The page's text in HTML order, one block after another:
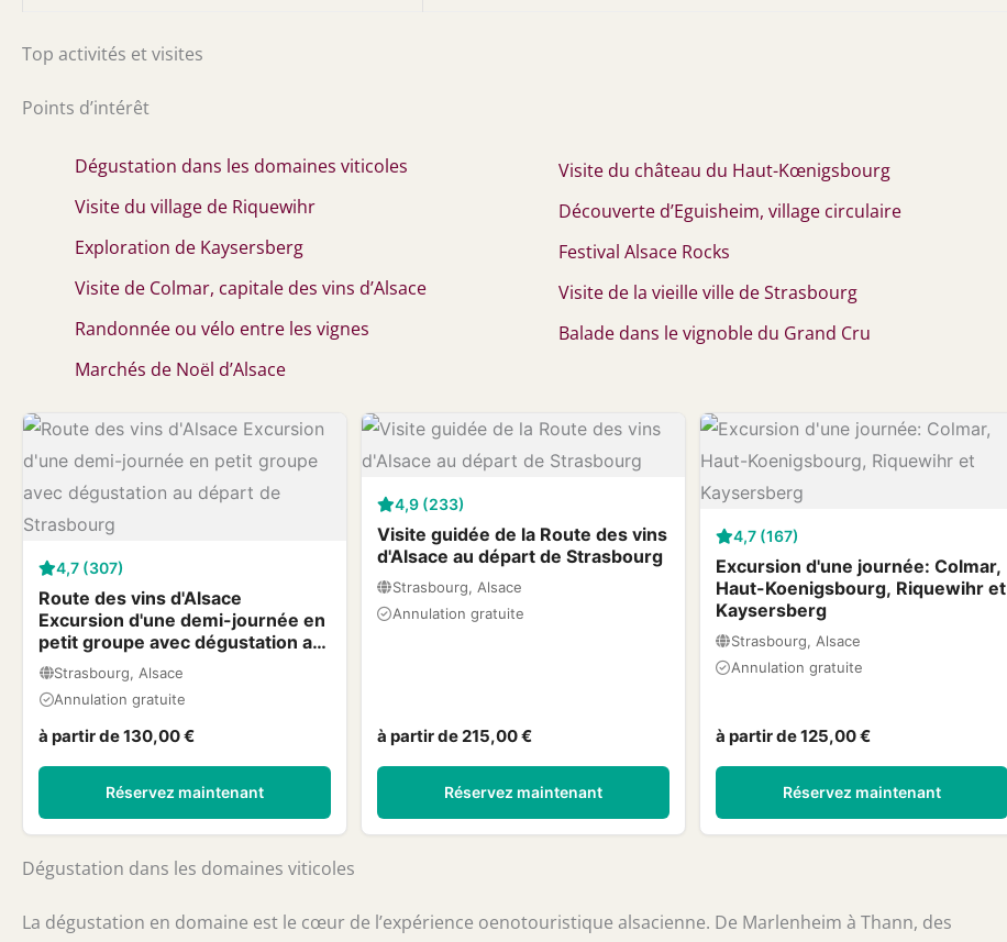
Top activités et visites
Points d’intérêt
Dégustation dans les domaines viticoles
Visite du village de Riquewihr
Exploration de Kaysersberg
Visite de Colmar, capitale des vins d’Alsace
Randonnée ou vélo entre les vignes
Marchés de Noël d’Alsace
Visite du château du Haut-Kœnigsbourg
Découverte d’Eguisheim, village circulaire
Festival Alsace Rocks
Visite de la vieille ville de Strasbourg
Balade dans le vignoble du Grand Cru
4,7 (307)
Route des vins d'Alsace
Excursion d'une demi-journée en
petit groupe avec dégustation au
départ de Strasbourg
Strasbourg, Alsace
Annulation gratuite
à partir de 130,00 €
Réservez maintenant
4,9 (233)
Visite guidée de la Route des vins
d'Alsace au départ de Strasbourg
Strasbourg, Alsace
Annulation gratuite
à partir de 215,00 €
Réservez maintenant
4,7 (167)
Excursion d'une journée: Colmar,
Haut-Koenigsbourg, Riquewihr et
Kaysersberg
Strasbourg, Alsace
Annulation gratuite
à partir de 125,00 €
Réservez maintenant
Dégustation dans les domaines viticoles
La dégustation en domaine est le cœur de l’expérience oenotouristique alsacienne. De Marlenheim à Thann, des